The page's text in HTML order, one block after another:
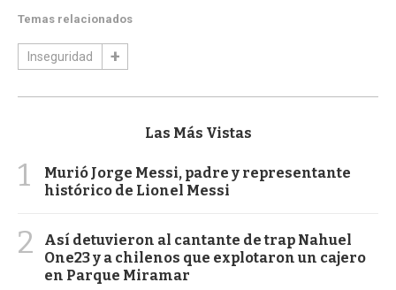
Temas relacionados
Inseguridad
Las Más Vistas
1
Murió Jorge Messi, padre y representante
histórico de Lionel Messi
2
Así detuvieron al cantante de trap Nahuel
One23 y a chilenos que explotaron un cajero
en Parque Miramar